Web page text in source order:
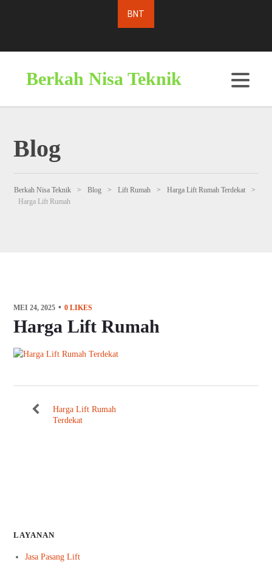
Berkah Nisa Teknik
Blog
Berkah Nisa Teknik > Blog > Lift Rumah > Harga Lift Rumah Terdekat
>
Harga Lift Rumah
MEI 24, 2025 0 LIKES
Harga Lift Rumah
Harga Lift Rumah
Terdekat
LAYANAN
Jasa Pasang Lift